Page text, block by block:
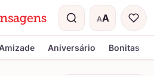
AA
Tamanho do
Aniversário Bonitas